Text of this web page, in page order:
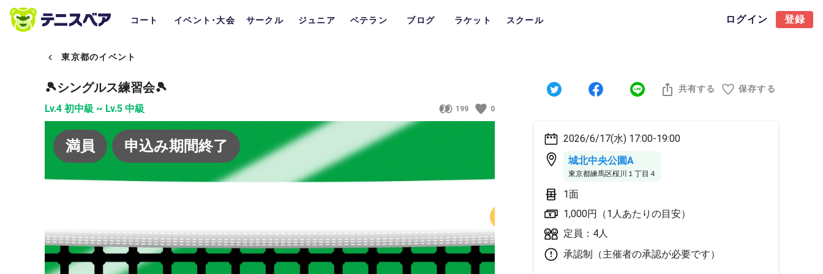
コート イベント･大会 サークル ジュニア ベテラン ブログ ラケット スクール ログイン 登録
東京都のイベント
🎾シングルス練習会🎾
Lv.4 初中級 ~ Lv.5 中級 199 0
共有する 保存する
満員 申込み期間終了
2026/6/17(水) 17:00-19:00
城北中央公園A
東京都練馬区桜川１丁目４
1面
1,000円（1人あたりの目安）
定員：4人
承認制（主催者の承認が必要です）